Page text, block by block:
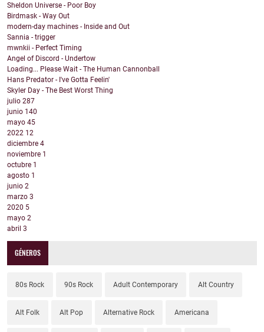
Sheldon Universe - Poor Boy
Birdmask - Way Out
modern-day machines - Inside and Out
Sannia - trigger
mwnkii - Perfect Timing
Angel of Discord - Undertow
Loading... Please Wait - The Human Cannonball
Hans Predator - I've Gotta Feelin'
Skyler Day - The Best Worst Thing
julio 287
junio 140
mayo 45
2022 12
diciembre 4
noviembre 1
octubre 1
agosto 1
junio 2
marzo 3
2020 5
mayo 2
abril 3
GÉNEROS
80s Rock 90s Rock Adult Contemporary Alt Country
Alt Folk Alt Pop Alternative Rock Americana